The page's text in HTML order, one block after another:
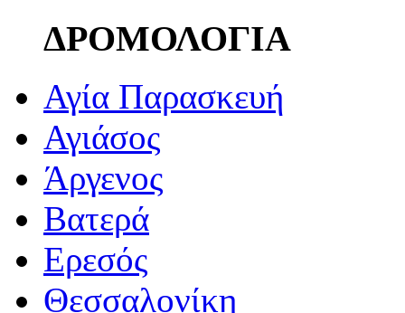
ΔΡΟΜΟΛΟΓΙΑ
Αγία Παρασκευή
Αγιάσος
Άργενος
Βατερά
Ερεσός
Θεσσαλονίκη